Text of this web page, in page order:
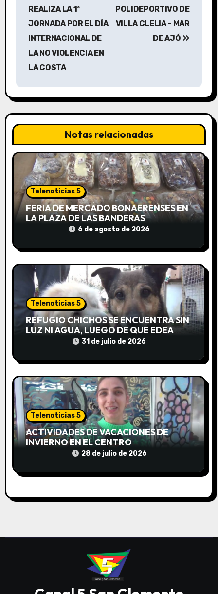
a
c
i
ó
d
e
e
n
t
a
d
s
REALIZA LA 1ª
JORNADA POR EL DÍA
INTERNACIONAL DE
LA NO VIOLENCIA EN
LA COSTA
POLIDEPORTIVO DE
VILLA CLELIA – MAR
DE AJÓ
Notas relacionadas
Telenoticias 5
FERIA DE MERCADO BONAERENSES EN
LA PLAZA DE LAS BANDERAS
6 de agosto de 2026
Telenoticias 5
REFUGIO CHICHOS SE ENCUENTRA SIN
LUZ NI AGUA, LUEGO DE QUE EDEA
CORTARA EL SUMINISTRO SIN AVISO
31 de julio de 2026
Telenoticias 5
ACTIVIDADES DE VACACIONES DE
INVIERNO EN EL CENTRO
COMUNITARIO EL TALA
28 de julio de 2026